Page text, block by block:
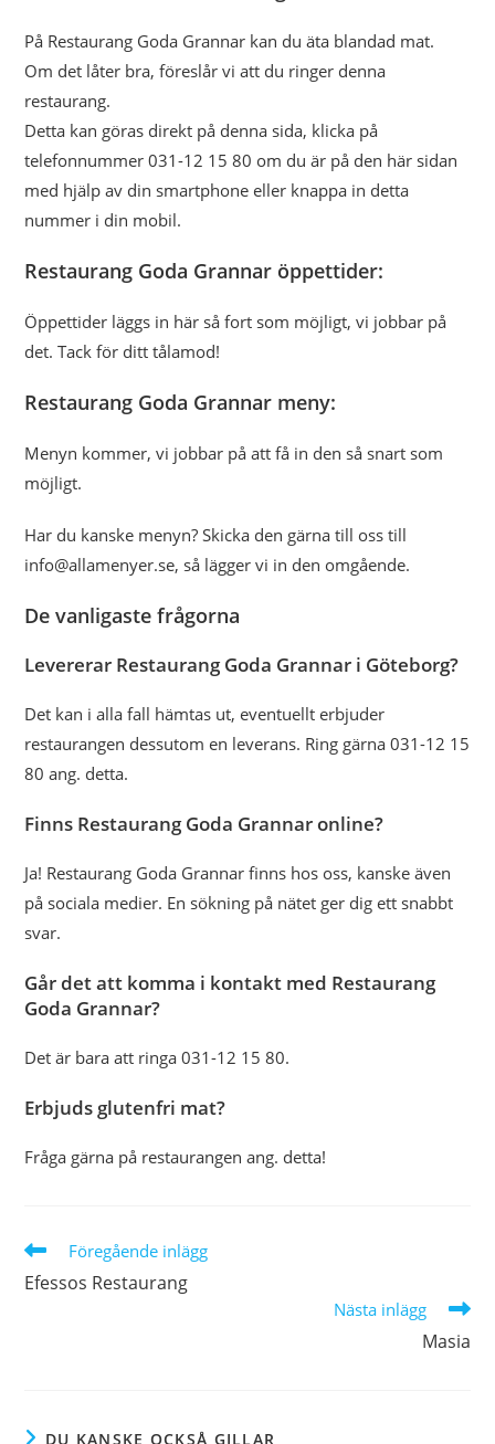
På Restaurang Goda Grannar kan du äta blandad mat.
Om det låter bra, föreslår vi att du ringer denna
restaurang.
Detta kan göras direkt på denna sida, klicka på
telefonnummer 031-12 15 80 om du är på den här sidan
med hjälp av din smartphone eller knappa in detta
nummer i din mobil.
Restaurang Goda Grannar öppettider:
Öppettider läggs in här så fort som möjligt, vi jobbar på
det. Tack för ditt tålamod!
Restaurang Goda Grannar meny:
Menyn kommer, vi jobbar på att få in den så snart som
möjligt.
Har du kanske menyn? Skicka den gärna till oss till
info@allamenyer.se, så lägger vi in den omgående.
De vanligaste frågorna
Levererar Restaurang Goda Grannar i Göteborg?
Det kan i alla fall hämtas ut, eventuellt erbjuder
restaurangen dessutom en leverans. Ring gärna 031-12 15
80 ang. detta.
Finns Restaurang Goda Grannar online?
Ja! Restaurang Goda Grannar finns hos oss, kanske även
på sociala medier. En sökning på nätet ger dig ett snabbt
svar.
Går det att komma i kontakt med Restaurang
Goda Grannar?
Det är bara att ringa 031-12 15 80.
Erbjuds glutenfri mat?
Fråga gärna på restaurangen ang. detta!
Läs
fler
artiklar
Föregående inlägg
Efessos Restaurang
Nästa inlägg
Masia
DU KANSKE OCKSÅ GILLAR